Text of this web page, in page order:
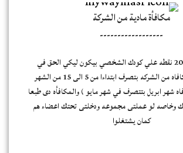
مكافأة مادية من الشركة
------------------
أول ما تكملي 200 نقطه علي كودك الشخصي بيكون ليكي الحق في
الحصول علي مكافاه من الشركه بتصرف ابتداءا من 5 الى 15 من الشهر
شهر ابريل بتتصرف في شهر مايو ) والمكافأه دى طبعا
وخاصه لو عملتى مجموعه ودخلتى تحتك اعضاء هم
كمان يشتغلوا